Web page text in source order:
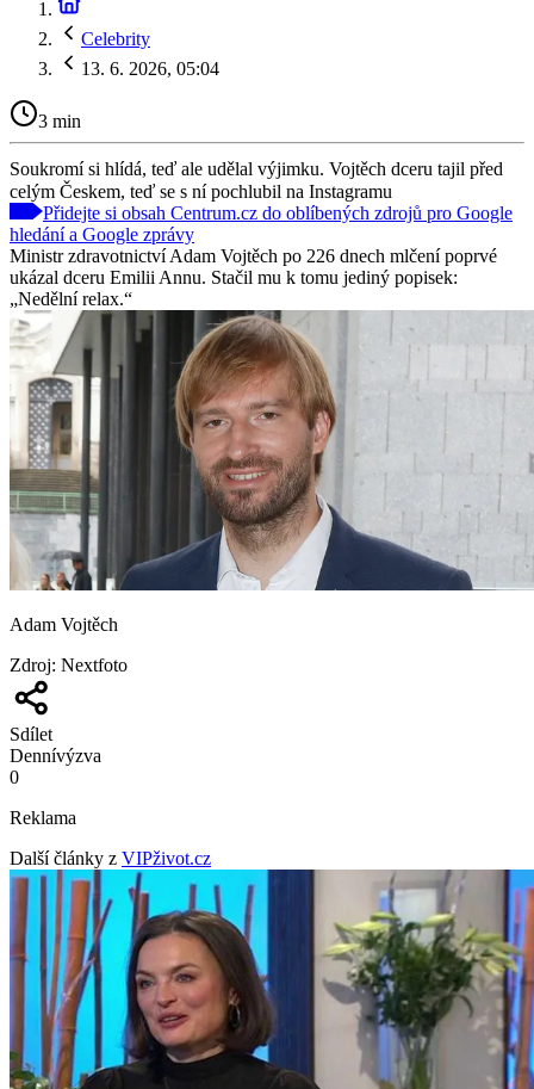
Celebrity
13. 6. 2026, 05:04
3 min
Soukromí si hlídá, teď ale udělal výjimku. Vojtěch dceru tajil před
celým Českem, teď se s ní pochlubil na Instagramu
Přidejte si obsah Centrum.cz do oblíbených zdrojů pro Google
hledání a Google zprávy
Ministr zdravotnictví Adam Vojtěch po 226 dnech mlčení poprvé
ukázal dceru Emilii Annu. Stačil mu k tomu jediný popisek:
„Nedělní relax.“
Adam Vojtěch
Zdroj: Nextfoto
Sdílet
Dennívýzva
0
Reklama
Další články z VIPživot.cz